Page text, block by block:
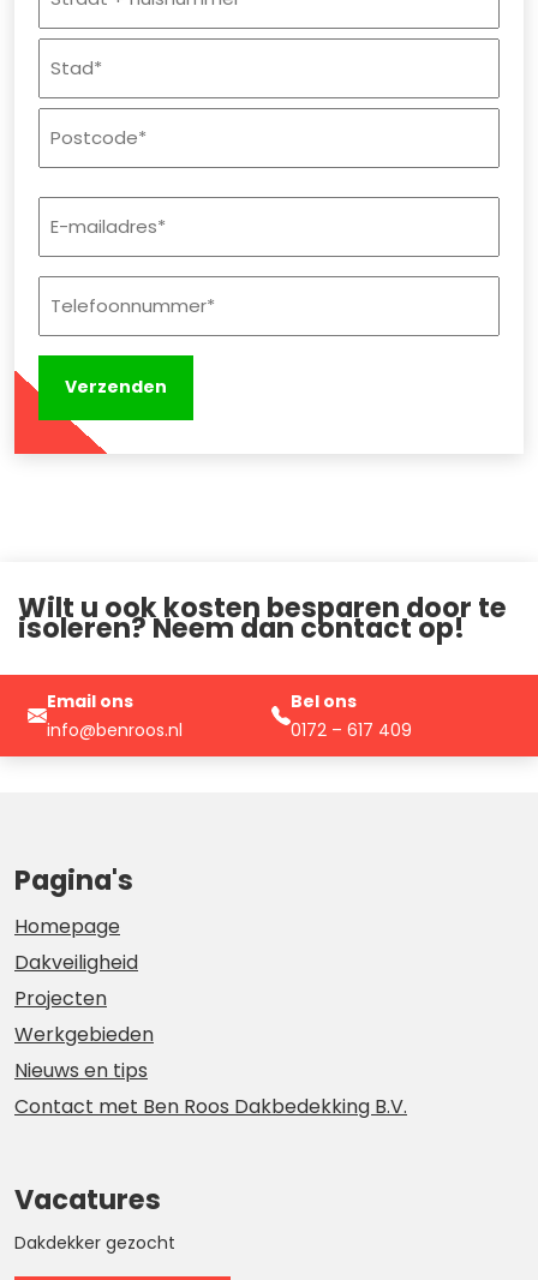
Straat
huisnummer
Plaats
mailadres
(Vereist)
Wilt u ook kosten besparen door te
isoleren? Neem dan contact op!
Email ons
info@benroos.nl
Bel ons
0172 – 617 409
Pagina's
Homepage
Dakveiligheid
Projecten
Werkgebieden
Nieuws en tips
Contact met Ben Roos Dakbedekking B.V.
Vacatures
Dakdekker gezocht